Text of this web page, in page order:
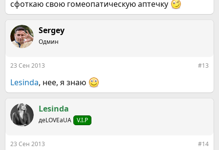
сфоткаю свою гомеопатическую аптечку
Sergey
Одмин
23 Сен 2013 #13
Lesinda, нее, я знаю
Lesinda
деLOVEаUA V.I.P
23 Сен 2013 #14